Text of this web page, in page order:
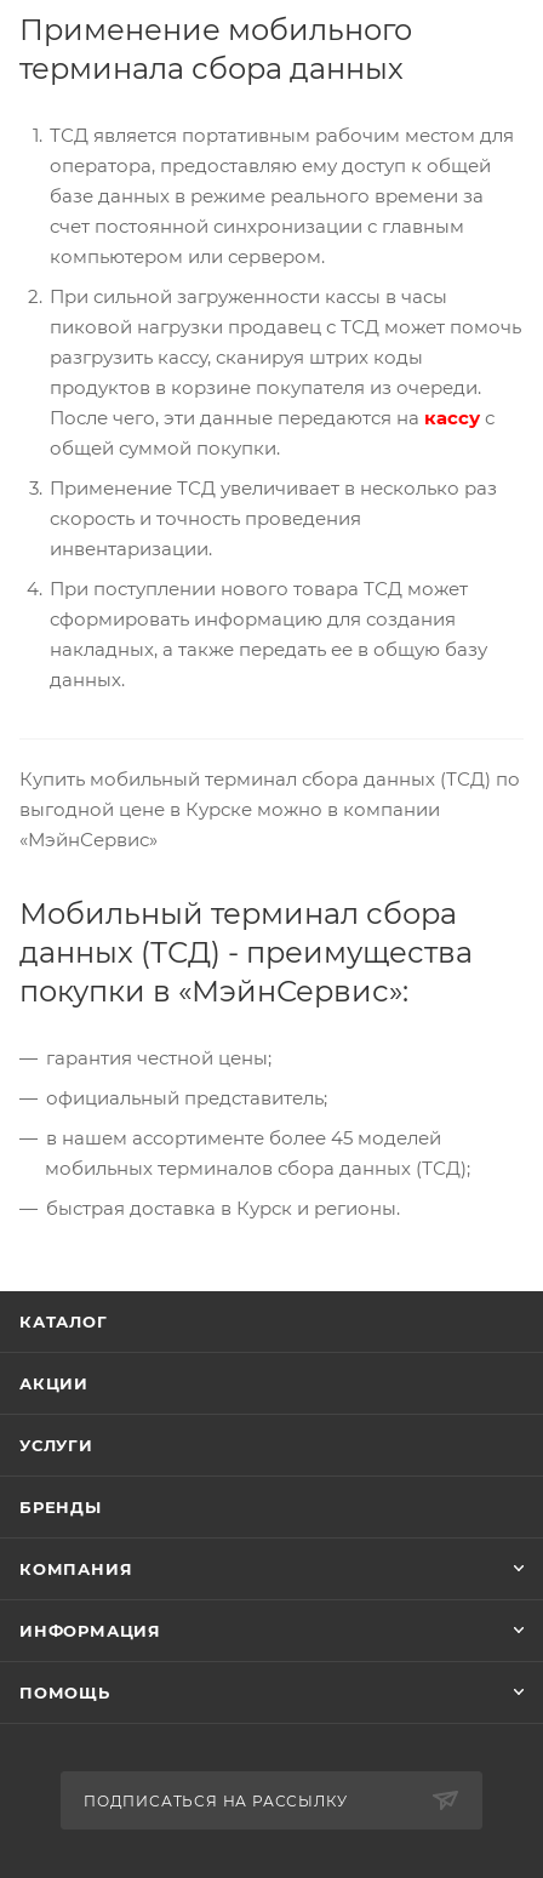
Применение мобильного
терминала сбора данных
ТСД является портативным рабочим местом для
оператора, предоставляю ему доступ к общей
базе данных в режиме реального времени за
счет постоянной синхронизации с главным
компьютером или сервером.
При сильной загруженности кассы в часы
пиковой нагрузки продавец с ТСД может помочь
разгрузить кассу, сканируя штрих коды
продуктов в корзине покупателя из очереди.
После чего, эти данные передаются на кассу с
общей суммой покупки.
Применение ТСД увеличивает в несколько раз
скорость и точность проведения
инвентаризации.
При поступлении нового товара ТСД может
сформировать информацию для создания
накладных, а также передать ее в общую базу
данных.
Купить мобильный терминал сбора данных (ТСД) по
выгодной цене в Курске можно в компании
«МэйнСервис»
Мобильный терминал сбора
данных (ТСД) - преимущества
покупки в «МэйнСервис»:
гарантия честной цены;
официальный представитель;
в нашем ассортименте более 45 моделей
мобильных терминалов сбора данных (ТСД);
быстрая доставка в Курск и регионы.
КАТАЛОГ
АКЦИИ
УСЛУГИ
БРЕНДЫ
КОМПАНИЯ
ИНФОРМАЦИЯ
ПОМОЩЬ
ПОДПИСАТЬСЯ НА РАССЫЛКУ